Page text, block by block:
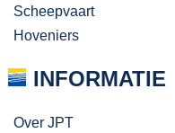
Scheepvaart
Hoveniers
INFORMATIE
Over JPT